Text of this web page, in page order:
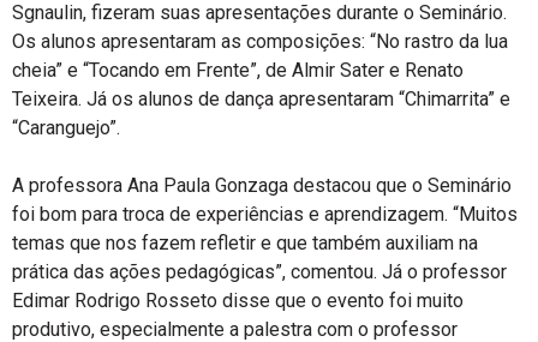
Sgnaulin, fizeram suas apresentações durante o Seminário.
Os alunos apresentaram as composições: “No rastro da lua
cheia” e “Tocando em Frente”, de Almir Sater e Renato
Teixeira. Já os alunos de dança apresentaram “Chimarrita” e
“Caranguejo”.
A professora Ana Paula Gonzaga destacou que o Seminário
foi bom para troca de experiências e aprendizagem. “Muitos
temas que nos fazem refletir e que também auxiliam na
prática das ações pedagógicas”, comentou. Já o professor
Edimar Rodrigo Rosseto disse que o evento foi muito
produtivo, especialmente a palestra com o professor